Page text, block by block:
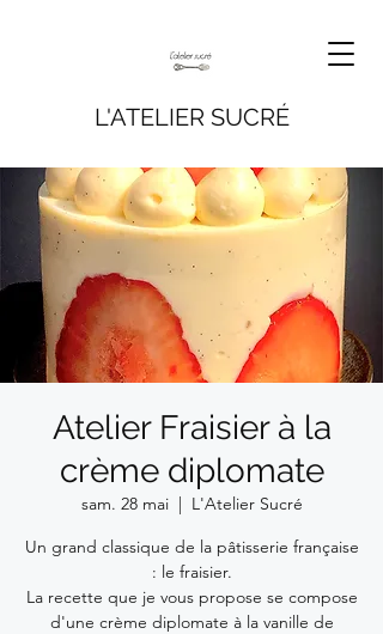
L'ATELIER SUCRÉ
Atelier Fraisier à la
crème diplomate
sam. 28 mai
  |
L'Atelier Sucré
Un grand classique de la pâtisserie française
: le fraisier.
La recette que je vous propose se compose
d'une crème diplomate à la vanille de